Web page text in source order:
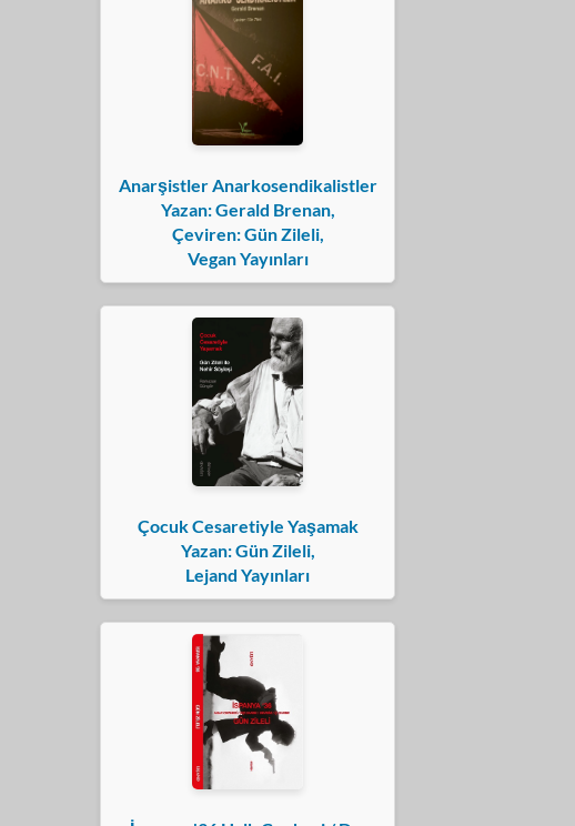
Anarşistler Anarkosendikalistler
Yazan: Gerald Brenan,
Çeviren: Gün Zileli,
Vegan Yayınları
Çocuk Cesaretiyle Yaşamak
Yazan: Gün Zileli,
Lejand Yayınları